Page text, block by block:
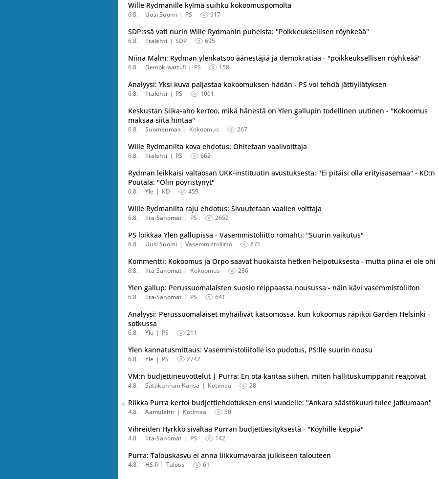
Wille Rydmanille kylmä suihku kokoomuspomolta
6.8. Uusi Suomi PS 917
SDP:ssä vati nurin Wille Rydmanin puheista: "Poikkeuksellisen röyhkeää"
6.8. Iltalehti SDP 695
Niina Malm: Rydman ylenkatsoo äänestäjiä ja demokratiaa - "poikkeuksellisen röyhkeää"
6.8. Demokraatti.fi PS 158
Analyysi: Yksi kuva paljastaa kokoomuksen hädän - PS voi tehdä jättiyllätyksen
6.8. Iltalehti PS 1001
Keskustan Siika-aho kertoo, mikä hänestä on Ylen gallupin todellinen uutinen - "Kokoomus
maksaa siitä hintaa"
6.8. Suomenmaa Kokoomus 267
Wille Rydmanilta kova ehdotus: Ohitetaan vaalivoittaja
6.8. Iltalehti PS 662
Rydman leikkaisi valtaosan UKK-instituutin avustuksesta: "Ei pitäisi olla erityisasemaa" - KD:n
Poutala: "Olin pöyristynyt"
6.8. Yle KD 459
Wille Rydmanilta raju ehdotus: Sivuutetaan vaalien voittaja
6.8. Ilta-Sanomat PS 2652
PS loikkaa Ylen gallupissa - Vasemmistoliitto romahti: "Suurin vaikutus"
6.8. Uusi Suomi Vasemmistoliitto 871
Kommentti: Kokoomus ja Orpo saavat huokaista hetken helpotuksesta - mutta piina ei ole ohi
6.8. Ilta-Sanomat Kokoomus 286
Ylen gallup: Perussuomalaisten suosio reippaassa nousussa - näin kävi vasemmistoliiton
6.8. Ilta-Sanomat PS 641
Analyysi: Perussuomalaiset myhäilivät katsomossa, kun kokoomus räpiköi Garden Helsinki -
sotkussa
6.8. Yle PS 211
Ylen kannatusmittaus: Vasemmistoliitolle iso pudotus, PS:lle suurin nousu
6.8. Yle PS 2742
VM:n budjettineuvottelut | Purra: En ota kantaa siihen, miten hallituskumppanit reagoivat
4.8. Satakunnan Kansa Kotimaa 28
Seuraava uutinen on julkaistu useassa eri lähteessä.
Listaa uutisen kaikki versiot
Riikka Purra kertoi budjettiehdotuksen ensi vuodelle: "Ankara säästökuuri tulee jatkumaan"
4.8. Aamulehti Kotimaa 50
Vihreiden Hyrkkö sivaltaa Purran budjettiesityksestä - "Köyhille keppiä"
4.8. Ilta-Sanomat PS 142
Purra: Talouskasvu ei anna liikkumavaraa julkiseen talouteen
4.8. HS.fi Talous 61